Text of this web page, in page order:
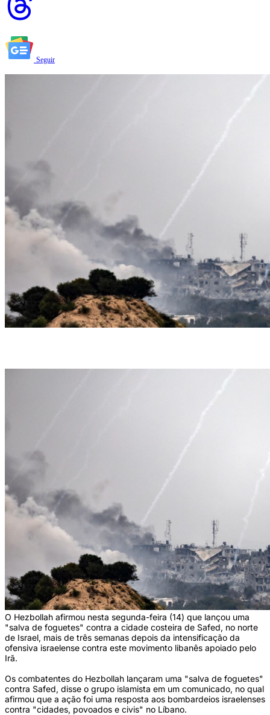
Seguir
O Hezbollah afirmou nesta segunda-feira (14) que lançou uma
"salva de foguetes" contra a cidade costeira de Safed, no norte
de Israel, mais de três semanas depois da intensificação da
ofensiva israelense contra este movimento libanês apoiado pelo
Irã.
Os combatentes do Hezbollah lançaram uma "salva de foguetes"
contra Safed, disse o grupo islamista em um comunicado, no qual
afirmou que a ação foi uma resposta aos bombardeios israelenses
contra "cidades, povoados e civis" no Líbano.